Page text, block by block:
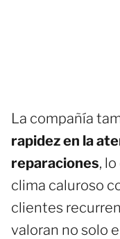
La compañía
rapidez en la
reparaciones,
clima caluroso
clientes
valoran no solo